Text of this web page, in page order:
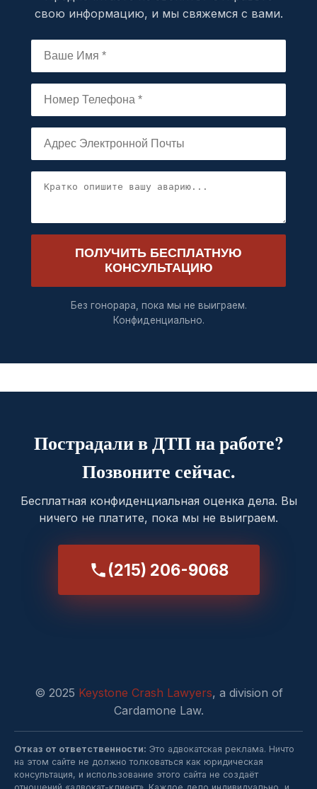
свою информацию, и мы свяжемся с вами.
ПОЛУЧИТЬ БЕСПЛАТНУЮ
КОНСУЛЬТАЦИЮ
Без гонорара, пока мы не выиграем.
Конфиденциально.
Пострадали в ДТП на работе?
Позвоните сейчас.
Бесплатная конфиденциальная оценка дела. Вы
ничего не платите, пока мы не выиграем.
(215) 206-9068
© 2025 Keystone Crash Lawyers, a division of
Cardamone Law.
Отказ от ответственности: Это адвокатская реклама. Ничто
на этом сайте не должно толковаться как юридическая
консультация, и использование этого сайта не создаёт